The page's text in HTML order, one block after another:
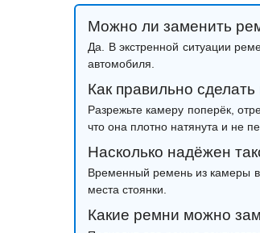
Можно ли заменить
Да. В экстренной ситуации
автомобиля.
Как правильно
Разрежьте камеру поперёк,
что она плотно натянута и не
Насколько надёжен
Временный ремень из камеры
места стоянки.
Какие ремни можно